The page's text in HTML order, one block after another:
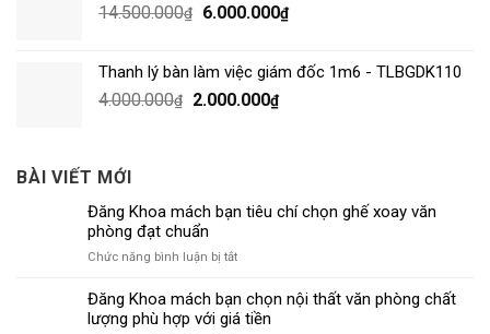
14.500.000₫ 6.000.000₫
Thanh lý bàn làm việc giám đốc 1m6 - TLBGDK110
4.000.000₫ 2.000.000₫
BÀI VIẾT MỚI
Đăng Khoa mách bạn tiêu chí chọn ghế xoay văn
phòng đạt chuẩn
Chức năng bình luận bị tắtở
Khoa
mách
Đăng Khoa mách bạn chọn nội thất văn phòng chất
lượng phù hợp với giá tiền